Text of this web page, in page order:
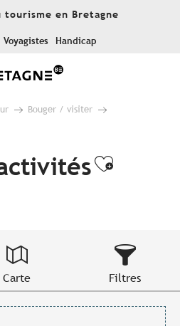
en Bretagne
Voyagistes Handicap
Bouger / visiter
Carte Filtres